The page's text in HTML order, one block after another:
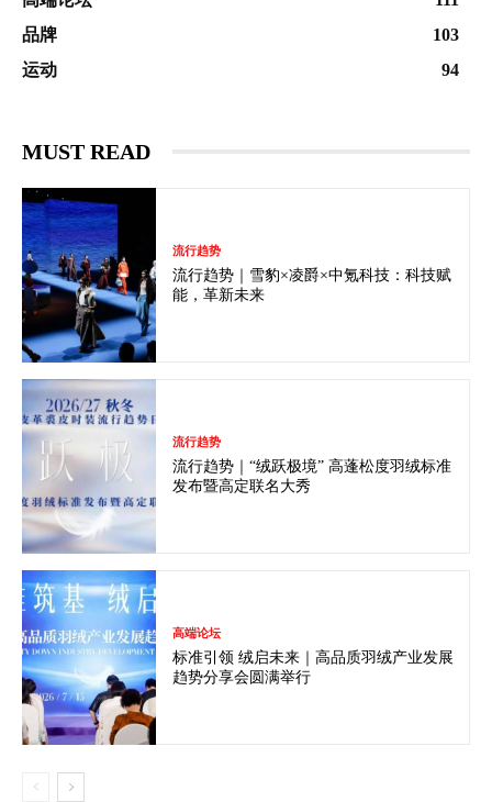
品牌
103
运动
94
MUST READ
流行趋势
流行趋势｜雪豹×凌爵×中氪科技：科技赋
能，革新未来
流行趋势
流行趋势｜“绒跃极境” 高蓬松度羽绒标准
发布暨高定联名大秀
高端论坛
标准引领 绒启未来｜高品质羽绒产业发展
趋势分享会圆满举行